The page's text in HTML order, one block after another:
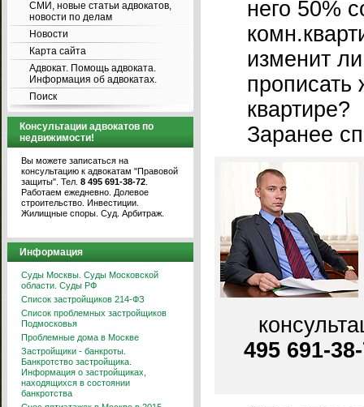
СМИ, новые статьи адвокатов,
новости по делам
Новости
Карта сайта
Адвокат. Помощь адвоката.
Информация об адвокатах.
Поиск
Консультации адвокатов по
недвижимости!
Вы можете записаться на
консультацию к адвокатам "Правовой
защиты". Тел. 8 495 691-38-72
Работаем ежедневно. Долевое
строительство. Инвестиции.
Жилищные споры. Суд. Арбитраж.
Информация
Суды Москвы. Суды Московской
области. Суды РФ
Список застройщиков 214-ФЗ
Список проблемных застройщиков
Подмосковья
Проблемные дома в Москве
Застройщики - банкроты.
Банкротство застройщика.
Информация о застройщиках,
находящихся в состоянии
банкротства
него 50%
изменит
прописать
квартире?
Заранее
495 691-